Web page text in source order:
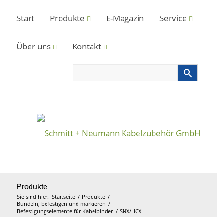
Start Produkte E-Magazin Service
Über uns Kontakt
Produkte
Sie sind hier: Startseite / Produkte /
Bündeln, befestigen und markieren /
Befestigungselemente für Kabelbinder / SNX/HCX